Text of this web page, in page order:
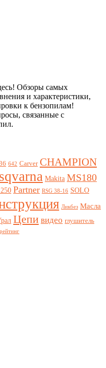
Обзоры самых
и характеристики,
к бензопилам!
связанные с
642 Carver CHAMPION
Makita MS180
Partner RSG 38-16 SOLO
Ликбез Масла
Цепи видео глушитель
рейтинг